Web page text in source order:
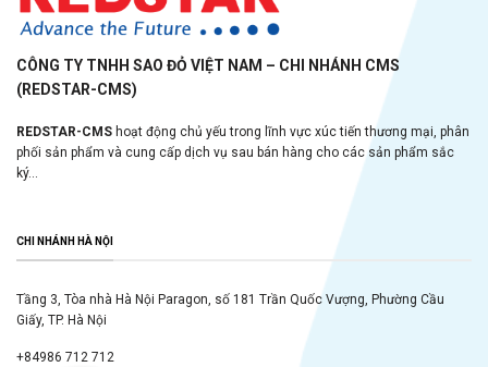
CÔNG TY TNHH SAO ĐỎ VIỆT NAM – CHI NHÁNH CMS
(REDSTAR-CMS)
REDSTAR-CMS hoạt động chủ yếu trong lĩnh vực xúc tiến thương mại, phân
phối sản phẩm và cung cấp dịch vụ sau bán hàng cho các sản phẩm sắc
ký...
CHI NHÁNH HÀ NỘI
Tầng 3, Tòa nhà Hà Nội Paragon, số 181 Trần Quốc Vượng, Phường Cầu
Giấy, TP. Hà Nội
+84986 712 712